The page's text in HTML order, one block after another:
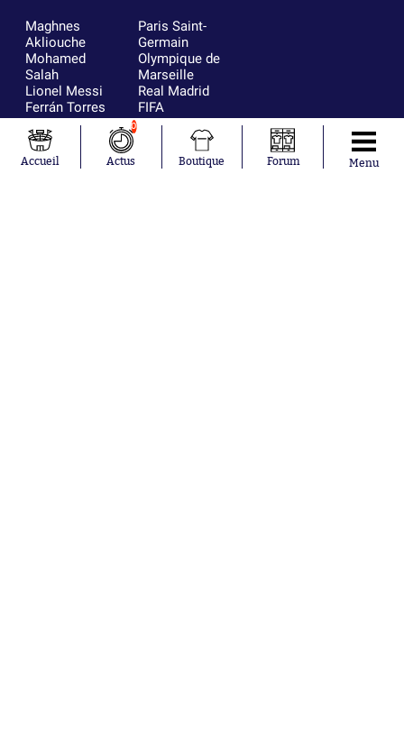
Maghnes
Akliouche
Mohamed
Salah
Lionel Messi
Ferrán Torres
Kilian Corredor
Franco
Mastantuono
Orel Mangala
Paris Saint-
Germain
Olympique de
Marseille
Real Madrid
FIFA
Olympique
AS Monaco
FC Barcelone
Accueil
0
Actus Boutique Forum Menu